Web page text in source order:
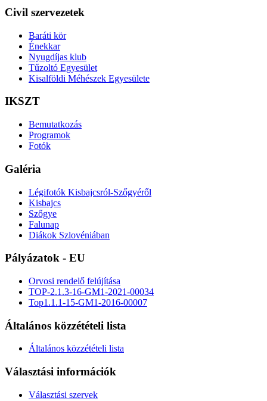
Civil szervezetek
Baráti kör
Énekkar
Nyugdíjas klub
Tűzoltó Egyesület
Kisalföldi Méhészek Egyesülete
IKSZT
Bemutatkozás
Programok
Fotók
Galéria
Légifotók Kisbajcsról-Szőgyéről
Kisbajcs
Szőgye
Falunap
Diákok Szlovéniában
Pályázatok - EU
Orvosi rendelő felújítása
TOP-2.1.3-16-GM1-2021-00034
Top1.1.1-15-GM1-2016-00007
Általános közzétételi lista
Általános közzétételi lista
Választási információk
Választási szervek